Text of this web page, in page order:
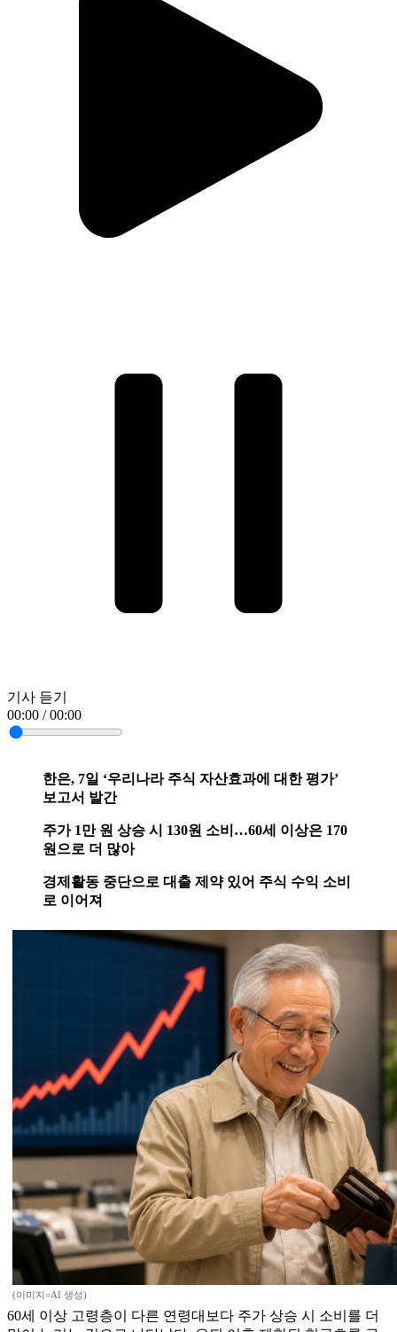
기사 듣기
00:00 / 00:00
한은, 7일 ‘우리나라 주식 자산효과에 대한 평가’
보고서 발간
주가 1만 원 상승 시 130원 소비…60세 이상은 170
원으로 더 많아
경제활동 중단으로 대출 제약 있어 주식 수익 소비
로 이어져
(이미지=AI 생성)
60세 이상 고령층이 다른 연령대보다 주가 상승 시 소비를 더